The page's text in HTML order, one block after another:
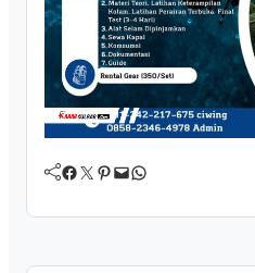
Facebook Twitter Pinterest Mail WhatsApp